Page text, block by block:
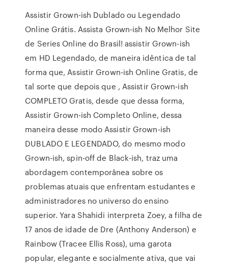
Assistir Grown-ish Dublado ou Legendado
Online Grátis. Assista Grown-ish No Melhor Site
de Series Online do Brasil! assistir Grown-ish
em HD Legendado, de maneira idêntica de tal
forma que, Assistir Grown-ish Online Gratis, de
tal sorte que depois que , Assistir Grown-ish
COMPLETO Gratis, desde que dessa forma,
Assistir Grown-ish Completo Online, dessa
maneira desse modo Assistir Grown-ish
DUBLADO E LEGENDADO, do mesmo modo
Grown-ish, spin-off de Black-ish, traz uma
abordagem contemporânea sobre os
problemas atuais que enfrentam estudantes e
administradores no universo do ensino
superior. Yara Shahidi interpreta Zoey, a filha de
17 anos de idade de Dre (Anthony Anderson) e
Rainbow (Tracee Ellis Ross), uma garota
popular, elegante e socialmente ativa, que vai